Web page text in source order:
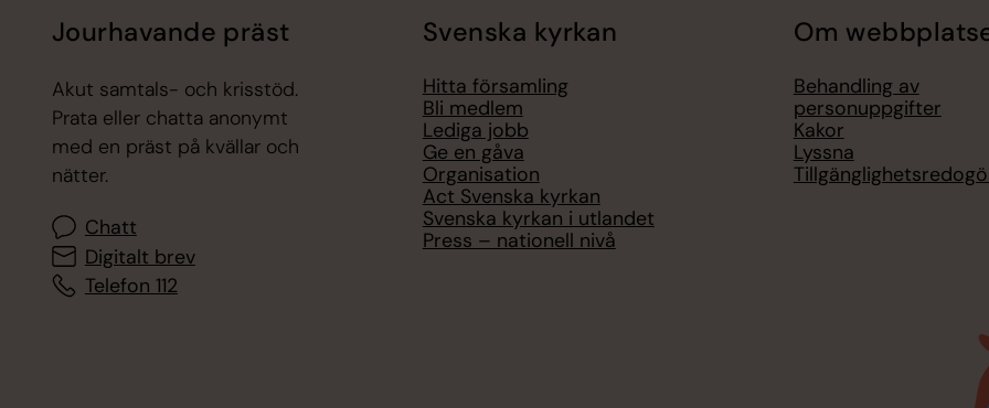
Jourhavande präst
Akut samtals- och krisstöd.
Prata eller chatta anonymt
med en präst på kvällar och
nätter.
Chatt
Digitalt brev
Telefon 112
Svenska kyrkan
Hitta församling
Bli medlem
Lediga jobb
Ge en gåva
Organisation
Act Svenska kyrkan
Svenska kyrkan i utlandet
Press – nationell nivå
Om
Behandling av
personuppgifter
Kakor
Lyssna